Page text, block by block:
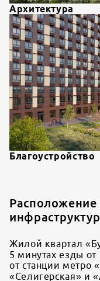
Архитектура
Благоустройство
Расположение
Жилой квартал
5 минутах езды
от станции метро
«Селигерская» и